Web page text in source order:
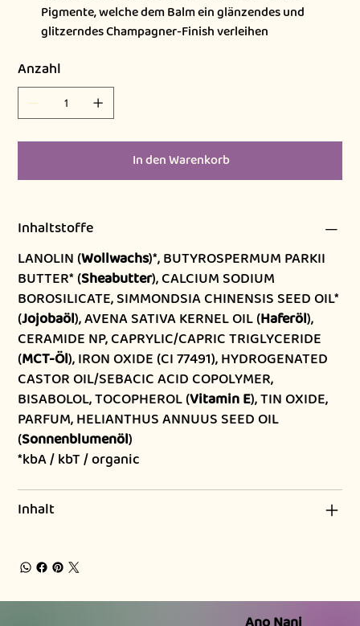
Pigmente, welche dem Balm ein glänzendes und
glitzerndes Champagner-Finish verleihen
Anzahl
In den Warenkorb
Inhaltstoffe
LANOLIN (Wollwachs)*, BUTYROSPERMUM PARKII
BUTTER* (Sheabutter), CALCIUM SODIUM
BOROSILICATE, SIMMONDSIA CHINENSIS SEED OIL*
(Jojobaöl), AVENA SATIVA KERNEL OIL (Haferöl),
CERAMIDE NP, CAPRYLIC/CAPRIC TRIGLYCERIDE
(MCT-Öl), IRON OXIDE (CI 77491), HYDROGENATED
CASTOR OIL/SEBACIC ACID COPOLYMER,
BISABOLOL, TOCOPHEROL (Vitamin E), TIN OXIDE,
PARFUM, HELIANTHUS ANNUUS SEED OIL
(Sonnenblumenöl)
*kbA / kbT / organic
Inhalt